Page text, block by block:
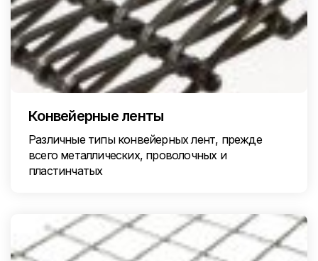
Конвейерные ленты
Различные типы конвейерных лент, прежде
всего металлических, проволочных и
пластинчатых